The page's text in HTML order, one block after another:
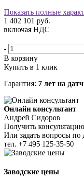
Показать полные
1 402 101 руб.
включая НДС
-
В корзину
Купить в 1 клик
Гарантия: 7 лет на
Онлайн консультант
Андрей Сидоров
Получить
Или задать вопросы
тел. +7 495 125-35-50
Заводские цены